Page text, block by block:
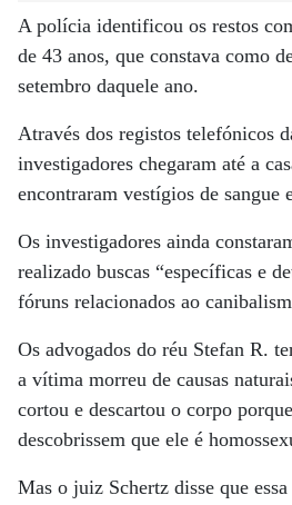
A polícia identificou os restos
de 43 anos, que constava como
setembro daquele ano.
Através dos registos telefónicos
investigadores chegaram até a
encontraram vestígios de sangue
Os investigadores ainda
realizado buscas “específicas e
fóruns relacionados ao
Os advogados do réu Stefan R.
a vítima morreu de causas
cortou e descartou o corpo
descobrissem que ele é
Mas o juiz Schertz disse que